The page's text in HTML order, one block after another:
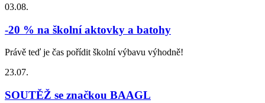
03.08.
-20 % na školní aktovky a batohy
Právě teď je čas pořídit školní výbavu výhodně!
23.07.
SOUTĚŽ se značkou BAAGL